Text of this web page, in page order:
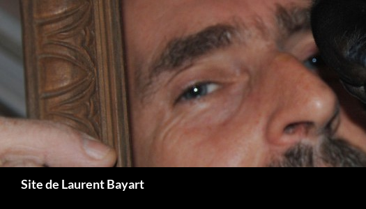
contenu
Site de Laurent Bayart